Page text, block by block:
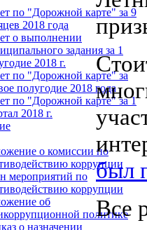
по "Дорожной карте" за 9
2018 года
о выполнении
задания за 1
2018 г.
по "Дорожной карте" за
полугодие 2018 года
по "Дорожной карте" за 1
2018 г.
о комиссии по
коррупции
мероприятий по
коррупции
об
политике
о назначении
был
Все